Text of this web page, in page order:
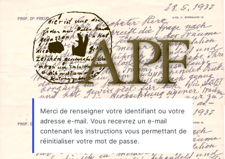
passe
oublié
Merci de renseigner votre identifiant ou votre
adresse e-mail. Vous recevrez un e-mail
contenant les instructions vous permettant de
réinitialiser votre mot de passe.